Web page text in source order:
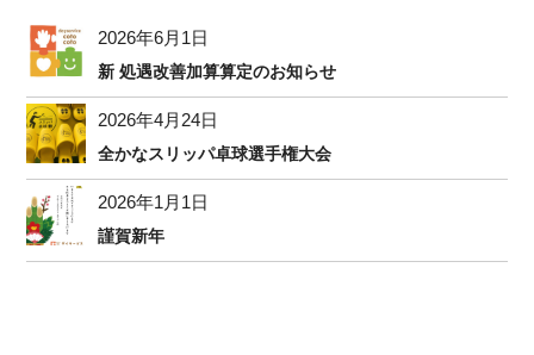
2026年6月1日
新 処遇改善加算算定のお知らせ
2026年4月24日
全かなスリッパ卓球選手権大会
2026年1月1日
謹賀新年